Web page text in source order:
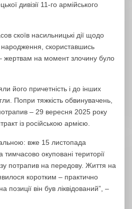
дивізії 11-го армійського
скоїв насильницькі дії щодо
народження, скориставшись
жертвам на момент злочину було
його причетність і до інших
Попри тяжкість обвинувачень,
потрапив – 29 вересня 2025 року
із російською армією.
вже 15 листопада
окуповані території
потрапив на передову. Життя на
коротким – практично
позиції він був ліквідований”, –